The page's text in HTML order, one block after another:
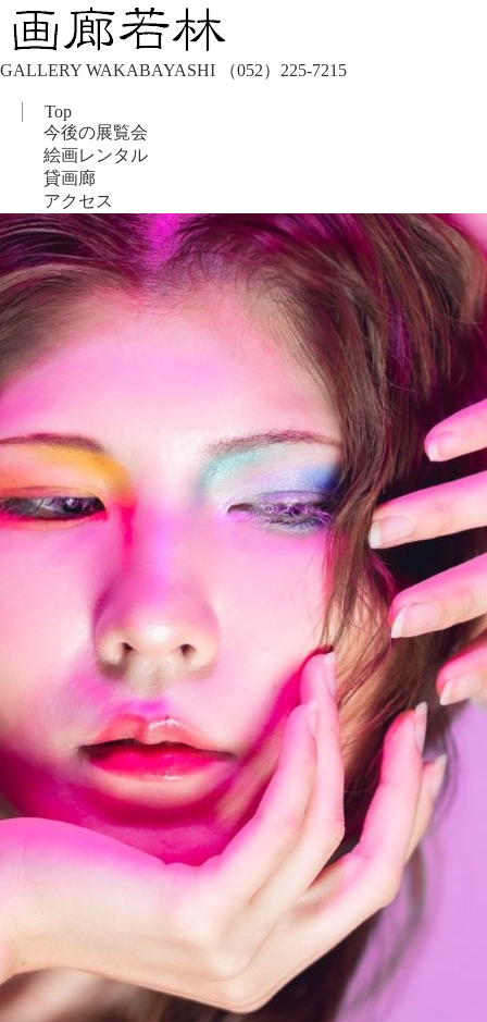
GALLERY WAKABAYASHI （052）225-7215
Top
今後の展覧会
絵画レンタル
貸画廊
アクセス